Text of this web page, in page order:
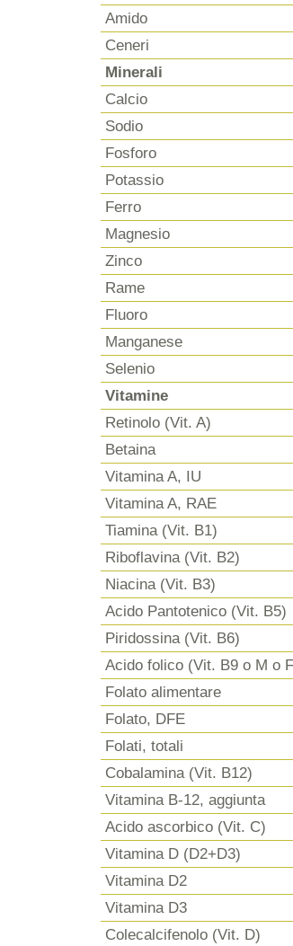
Amido
Ceneri
Minerali
Calcio
Sodio
Fosforo
Potassio
Ferro
Magnesio
Zinco
Rame
Fluoro
Manganese
Selenio
Vitamine
Retinolo (Vit. A)
Betaina
Vitamina A, IU
Vitamina A, RAE
Tiamina (Vit. B1)
Riboflavina (Vit. B2)
Niacina (Vit. B3)
Acido Pantotenico (Vit. B5)
Piridossina (Vit. B6)
Acido folico (Vit. B9 o M o
Folato alimentare
Folato, DFE
Folati, totali
Cobalamina (Vit. B12)
Vitamina B-12, aggiunta
Acido ascorbico (Vit. C)
Vitamina D (D2+D3)
Vitamina D2
Vitamina D3
Colecalcifenolo (Vit. D)